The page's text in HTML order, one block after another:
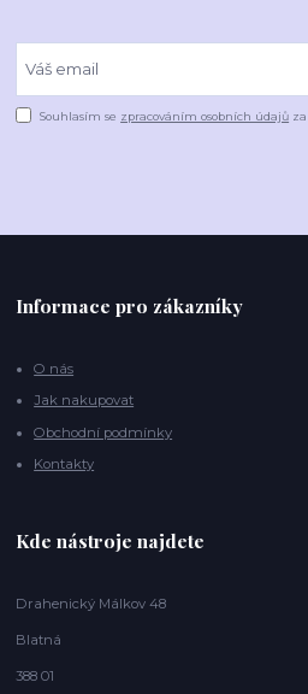
Souhlasím se zpracováním osobních údajů
Informace pro zákazníky
O nás
Jak nakupovat
Obchodní podmínky
Kontakty
Kde nástroje najdete
Drahenický Málkov 48
Blatná
388 01